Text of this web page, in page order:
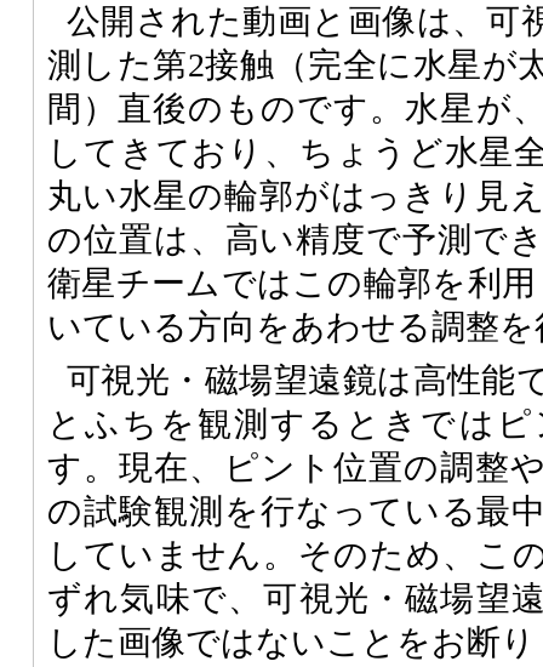
公開された動画と画像は、可
測した第2接触（完全に水星が
間）直後のものです。水星が
してきており、ちょうど水星
丸い水星の輪郭がはっきり見
の位置は、高い精度で予測で
衛星チームではこの輪郭を利
いている方向をあわせる調整
可視光・磁場望遠鏡は高性能
とふちを観測するときでは
す。現在、ピント位置の調整
の試験観測を行なっている最
していません。そのため、こ
ずれ気味で、可視光・磁場望
した画像ではないことをお断